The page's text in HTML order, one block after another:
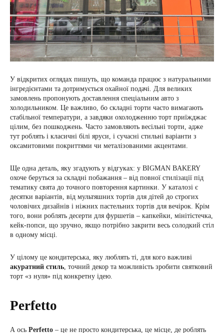
У відкритих оглядах пишуть, що команда працює з натуральними
інгредієнтами та дотримується охайної подачі. Для великих
замовлень пропонують доставлення спеціальним авто з
холодильником. Це важливо, бо складні торти часто вимагають
стабільної температури, а завдяки охолодженню торт приїжджає
цілим, без пошкоджень. Часто замовляють весільні торти, адже
тут роблять і класичні білі яруси, і сучасні стильні варіанти з
оксамитовими покриттями чи металізованими акцентами.
Ще одна деталь, яку згадують у відгуках: у BIGMAN BAKERY
охоче беруться за складні побажання – від повної стилізації під
тематику свята до точного повторення картинки. У каталозі є
десятки варіантів, від мультяшних тортів для дітей до строгих
чоловічих дизайнів і ніжних пастельних тортів для вечірок. Крім
того, вони роблять десерти для фуршетів – капкейки, мінітістечка,
кейк-попси, що зручно, якщо потрібно закрити весь солодкий стіл
в одному місці.
У цілому це кондитерська, яку люблять ті, для кого важливі
акуратний стиль, точний декор та можливість зробити святковий
торт «з нуля» під конкретну ідею.
Perfetto
А ось Perfetto – це не просто кондитерська, це місце, де роблять